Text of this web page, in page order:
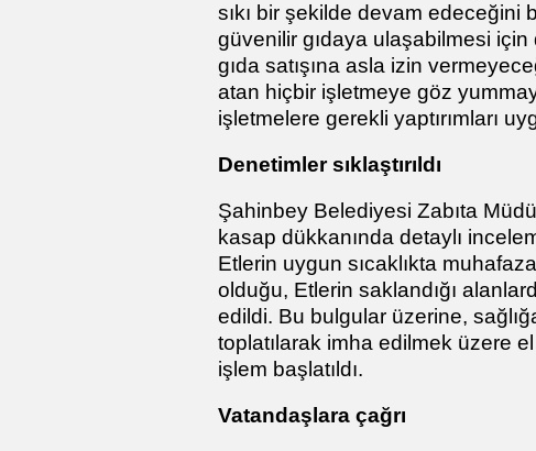
sıkı bir şekilde devam edeceğini
güvenilir gıdaya ulaşabilmesi için
gıda satışına asla izin
atan hiçbir işletmeye göz
işletmelere gerekli yaptırımları
Denetimler sıklaştırıldı
Şahinbey Belediyesi Zabıta
kasap dükkanında detaylı
Etlerin uygun sıcaklıkta
olduğu, Etlerin saklandığı
edildi. Bu bulgular üzerine,
toplatılarak imha edilmek üzere
işlem başlatıldı.
Vatandaşlara çağrı